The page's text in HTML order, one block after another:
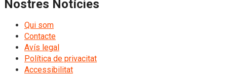
Nostres Notícies
Qui som
Contacte
Avís legal
Política de privacitat
Accessibilitat